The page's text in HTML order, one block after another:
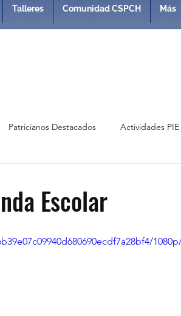
Talleres Comunidad CSPCH Más
Patricianos Destacados Actividades PIE
Escolar